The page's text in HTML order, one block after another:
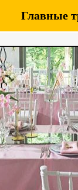
Главные